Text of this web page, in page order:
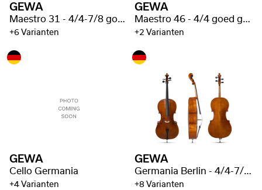
GEWA
Maestro 31 - 4/4-7/8 goed gevlamd
+6 Varianten
GEWA
Maestro 46 - 4/4 goed gevlamd
+2 Varianten
GEWA
Cello Germania
+4 Varianten
GEWA
Germania Berlin - 4/4-7/8 goed gevlamd
+8 Varianten